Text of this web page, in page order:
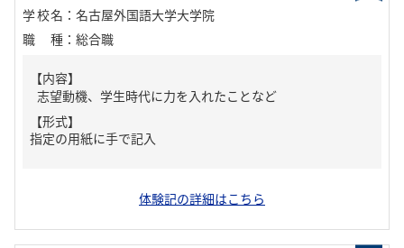
学校名 ： 名古屋外国語大学大学院
職種 ： 総合職
【内容】
志望動機、学生時代に力を入れたことなど
【形式】
指定の用紙に手で記入
体験記の詳細はこちら